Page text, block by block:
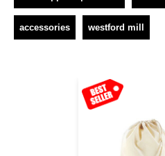
accessories westford mill